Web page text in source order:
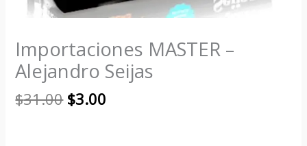
Importaciones MASTER –
Alejandro Seijas
$31.00 $3.00